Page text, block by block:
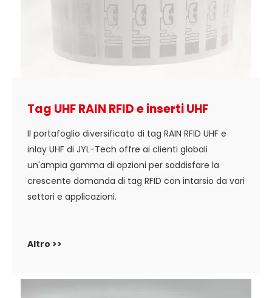
Tag UHF RAIN RFID e inserti UHF
Il portafoglio diversificato di tag RAIN RFID UHF e
inlay UHF di JYL-Tech offre ai clienti globali
un'ampia gamma di opzioni per soddisfare la
crescente domanda di tag RFID con intarsio da vari
settori e applicazioni.
Altro >>